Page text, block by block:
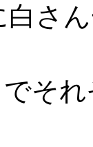
白さ
でそ